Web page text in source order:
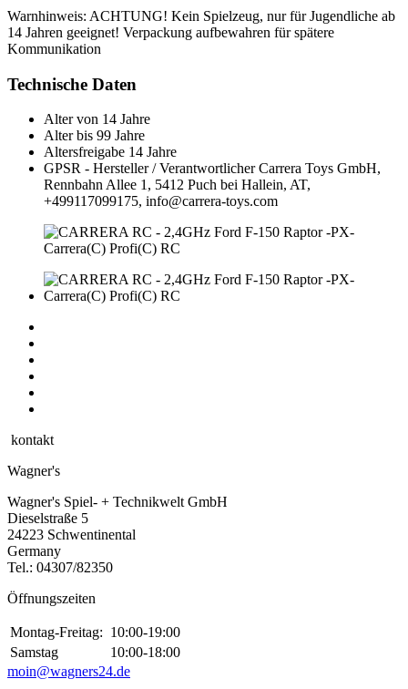
Warnhinweis: ACHTUNG! Kein Spielzeug, nur für Jugendliche ab
14 Jahren geeignet! Verpackung aufbewahren für spätere
Kommunikation
Technische Daten
Alter von 14 Jahre
Alter bis 99 Jahre
Altersfreigabe 14 Jahre
GPSR - Hersteller / Verantwortlicher Carrera Toys GmbH,
Rennbahn Allee 1, 5412 Puch bei Hallein, AT,
+499117099175, info@carrera-toys.com
kontakt
Wagner's
Wagner's Spiel- + Technikwelt GmbH
Dieselstraße 5
24223 Schwentinental
Germany
Tel.: 04307/82350
Öffnungszeiten
Montag-Freitag: 10:00-19:00
Samstag
10:00-18:00
moin@wagners24.de